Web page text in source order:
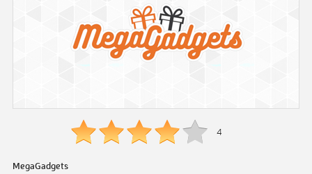
4
MegaGadgets